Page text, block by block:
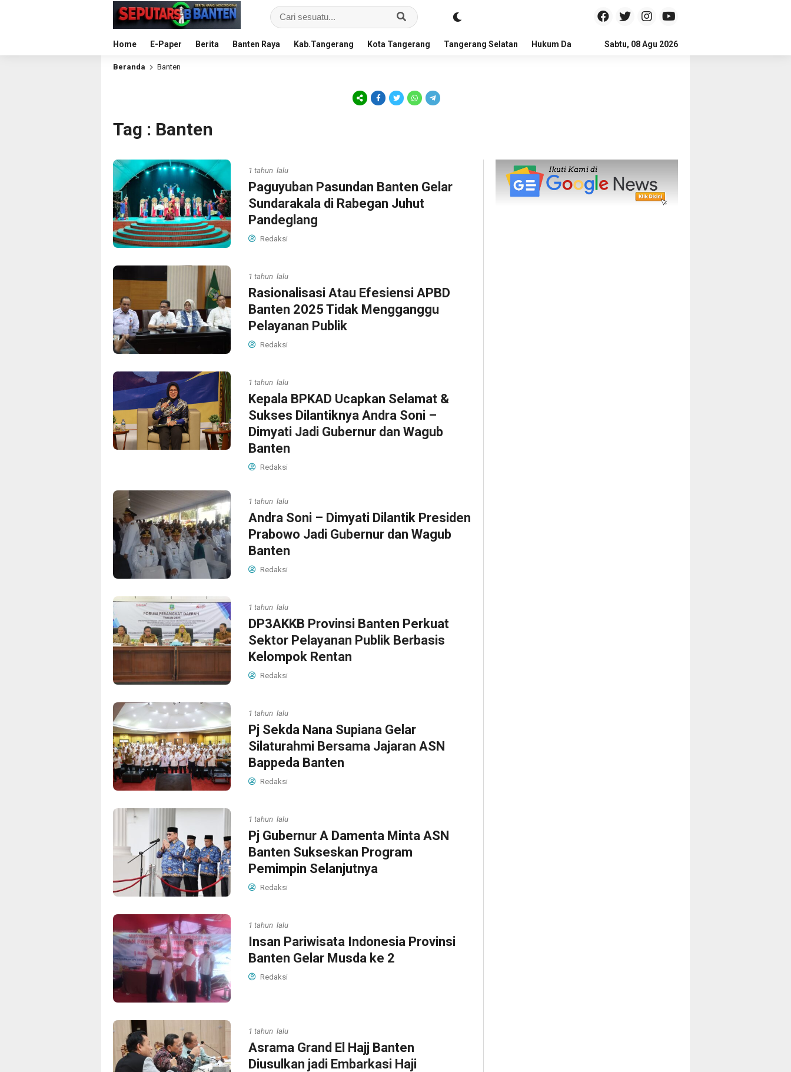
Home E-Paper Berita Banten Raya Kab.Tangerang Kota Tangerang Tangerang Selatan Hukum Dan Kriminal Politik Pendidikan
Sabtu, 08 Agu 2026
Beranda Banten
Tag : Banten
1 tahun lalu
Paguyuban Pasundan Banten Gelar
Sundarakala di Rabegan Juhut
Pandeglang
Redaksi
1 tahun lalu
Rasionalisasi Atau Efesiensi APBD
Banten 2025 Tidak Mengganggu
Pelayanan Publik
Redaksi
1 tahun lalu
Kepala BPKAD Ucapkan Selamat &
Sukses Dilantiknya Andra Soni –
Dimyati Jadi Gubernur dan Wagub
Banten
Redaksi
1 tahun lalu
Andra Soni – Dimyati Dilantik Presiden
Prabowo Jadi Gubernur dan Wagub
Banten
Redaksi
1 tahun lalu
DP3AKKB Provinsi Banten Perkuat
Sektor Pelayanan Publik Berbasis
Kelompok Rentan
Redaksi
1 tahun lalu
Pj Sekda Nana Supiana Gelar
Silaturahmi Bersama Jajaran ASN
Bappeda Banten
Redaksi
1 tahun lalu
Pj Gubernur A Damenta Minta ASN
Banten Sukseskan Program
Pemimpin Selanjutnya
Redaksi
1 tahun lalu
Insan Pariwisata Indonesia Provinsi
Banten Gelar Musda ke 2
Redaksi
1 tahun lalu
Asrama Grand El Hajj Banten
Diusulkan jadi Embarkasi Haji